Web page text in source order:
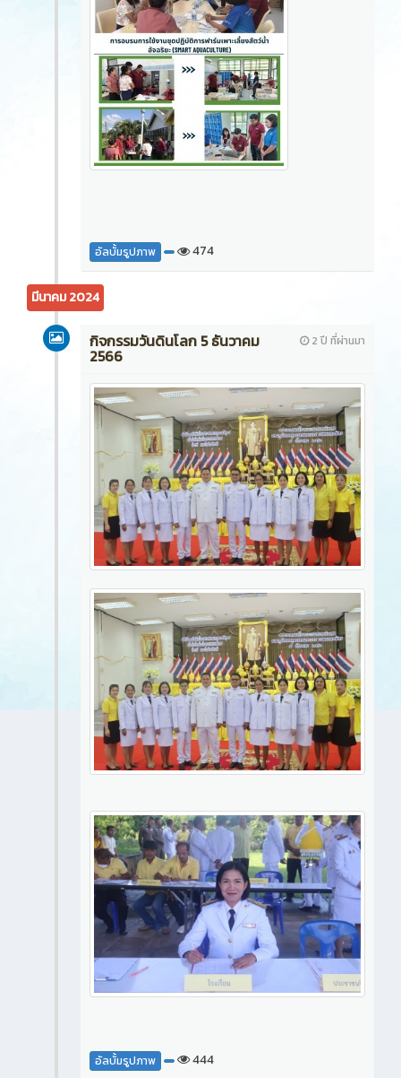
อัลบั้มรูปภาพ 474
มีนาคม 2024
2 ปี ที่ผ่านมา
กิจกรรมวันดินโลก 5 ธันวาคม
2566
อัลบั้มรูปภาพ 444